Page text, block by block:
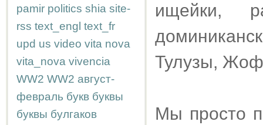
pamir politics shia site-
rss text_engl text_fr
upd us video vita nova
vita_nova vivencia
WW2 WW2 август-
февраль букв буквы
буквы булгаков
ищейки,
Тулузы,
Мы просто